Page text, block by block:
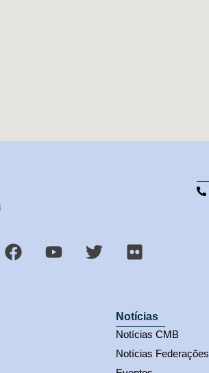
Notícias
Notícias CMB
Notícias Federações